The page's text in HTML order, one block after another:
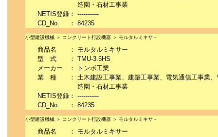
造園・石材工事業
NETIS登録 ： -----------
CD_No.
： 84235
小型建設機械 ＞ コンクリート打設機器 ＞ モルタルミキサ－
商品名 ： モルタルミキサー
型 式
： TMU-3.5HS
メーカー
：
トンボ工業
業 種
： 土木建設工事業、建築工事業、電気通信工事業
造園・石材工事業
NETIS登録 ： -----------
CD_No.
： 84235
小型建設機械 ＞ コンクリート打設機器 ＞ モルタルミキサ－
商品名 ： モルタルミキサー